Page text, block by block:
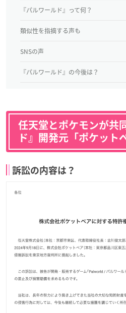
『パルワールド』って何？
類似性を指摘する声も
SNSの声
『パルワールド』の今後は？
任天堂とポケモンが共
ド』開発元「ポケット
訴訟の内容は？